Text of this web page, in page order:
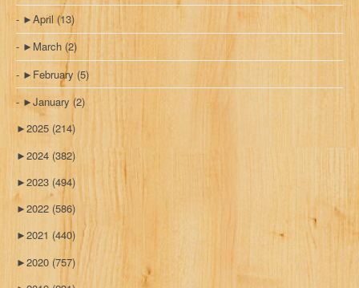
►April (13)
► March (2)
► February (5)
►January (2)
►2025 (214)
►2024 (382)
►2023 (494)
►2022 (586)
►2021 (440)
►2020 (757)